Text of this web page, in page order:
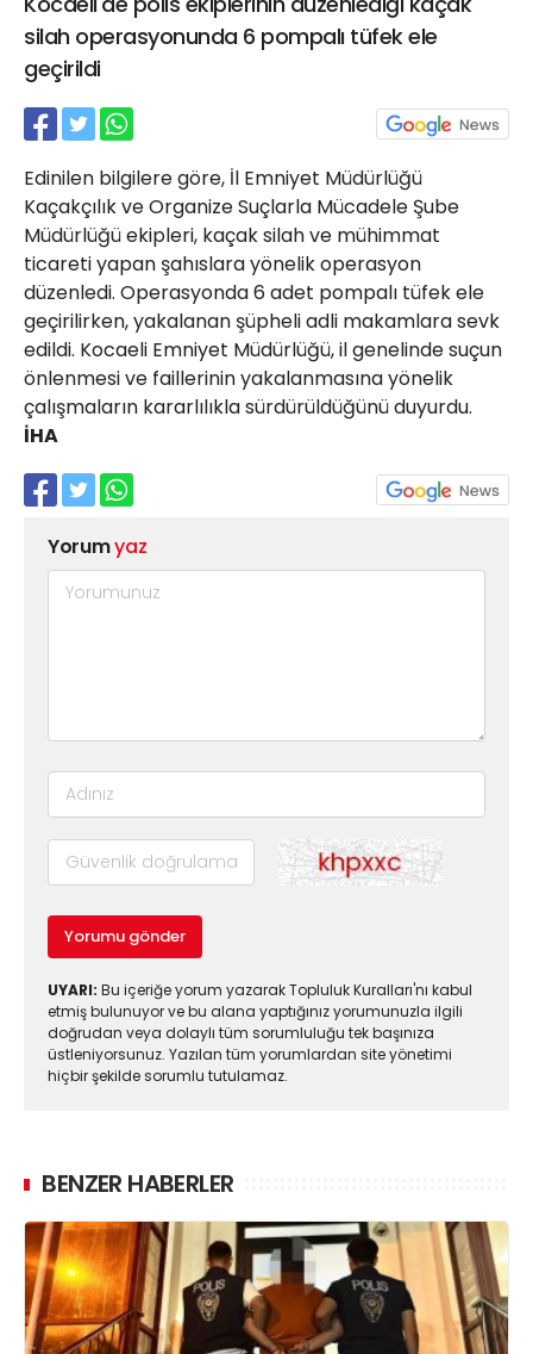
silah operasyonunda 6 pompalı tüfek ele
geçirildi
Edinilen bilgilere göre, İl Emniyet Müdürlüğü
Kaçakçılık ve Organize Suçlarla Mücadele Şube
Müdürlüğü ekipleri, kaçak silah ve mühimmat
ticareti yapan şahıslara yönelik operasyon
düzenledi. Operasyonda 6 adet pompalı tüfek ele
geçirilirken, yakalanan şüpheli adli makamlara sevk
edildi. Kocaeli Emniyet Müdürlüğü, il genelinde suçun
önlenmesi ve faillerinin yakalanmasına yönelik
çalışmaların kararlılıkla sürdürüldüğünü duyurdu.
İHA
Yorumyaz
Yorumu gönder
UYARI: Bu içeriğe yorum yazarak Topluluk Kuralları'nı kabul
etmiş bulunuyor ve bu alana yaptığınız yorumunuzla ilgili
doğrudan veya dolaylı tüm sorumluluğu tek başınıza
üstleniyorsunuz. Yazılan tüm yorumlardan site yönetimi
hiçbir şekilde sorumlu tutulamaz.
BENZER HABERLER
21 Gölcük
02624132333